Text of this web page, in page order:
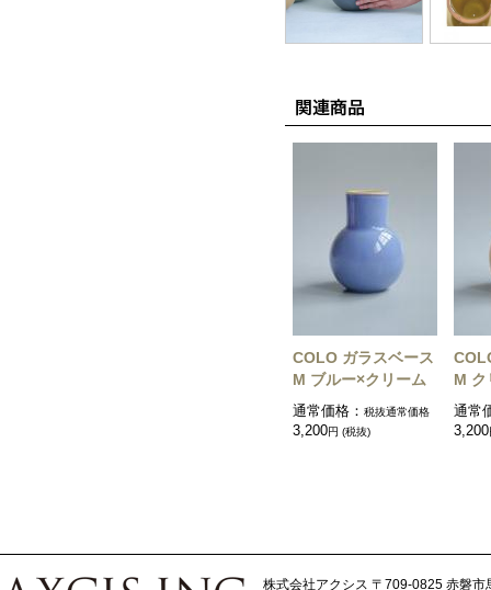
COLO ガラスベース
M ブルー×クリーム
通常価格： 税抜通常価格
3,200円 (税抜)
M ク
通常
3,200
株式会社アクシス 〒709-0825 赤磐市